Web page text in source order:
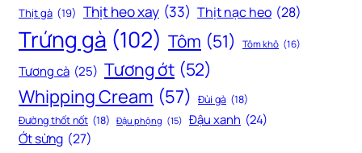
Thịt gà (19) Thịt heo xay (33) Thịt nạc heo (28)
Trứng gà (102) Tôm (51) Tôm khô (16)
Tương cà (25) Tương ớt (52)
Whipping Cream (57) Đùi gà (18)
Đường thốt nốt (18) Đậu phộng (15) Đậu xanh (24)
Ớt sừng (27)